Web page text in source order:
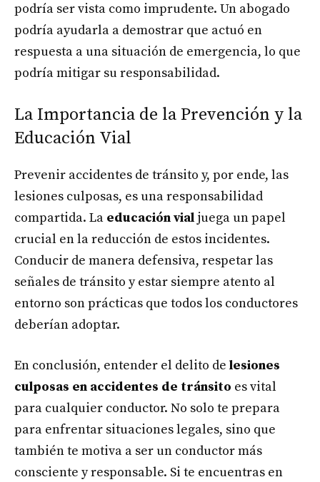
podría ser vista como imprudente. Un abogado
podría ayudarla a demostrar que actuó en
respuesta a una situación de emergencia, lo que
podría mitigar su responsabilidad.
La Importancia de la Prevención y la
Educación Vial
Prevenir accidentes de tránsito y, por ende, las
lesiones culposas, es una responsabilidad
compartida. La educación vial juega un papel
crucial en la reducción de estos incidentes.
Conducir de manera defensiva, respetar las
señales de tránsito y estar siempre atento al
entorno son prácticas que todos los conductores
deberían adoptar.
En conclusión, entender el delito de lesiones
culposas en accidentes de tránsito es vital
para cualquier conductor. No solo te prepara
para enfrentar situaciones legales, sino que
también te motiva a ser un conductor más
consciente y responsable. Si te encuentras en